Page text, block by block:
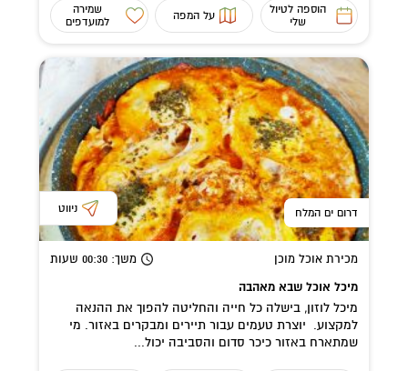
הוספה לטיול
שלי
על המפה
שמירה
למועדפים
דרום ים המלח ניווט
מכירת אוכל מוכן משך: 00:30 שעות
מיכל אוכל שבא מאהבה
מיכל לוזון, בישלה כל חייה והחליטה להפוך את ההנאה
למקצוע. יוצרת טעמים עבור תיירים ומבקרים באזור. מי
שמתארח באזור כיכר סדום והסביבה יכול...